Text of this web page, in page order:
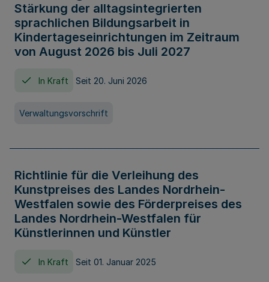
Stärkung der alltagsintegrierten
sprachlichen Bildungsarbeit in
Kindertageseinrichtungen im Zeitraum
von August 2026 bis Juli 2027
In Kraft Seit 20. Juni 2026
Verwaltungsvorschrift
Richtlinie für die Verleihung des
Kunstpreises des Landes Nordrhein-
Westfalen sowie des Förderpreises des
Landes Nordrhein-Westfalen für
Künstlerinnen und Künstler
In Kraft Seit 01. Januar 2025